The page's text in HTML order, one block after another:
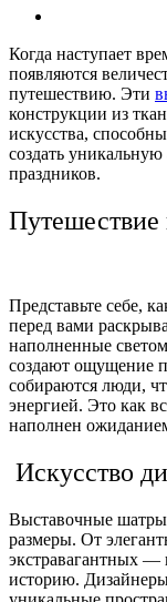
Когда наступает
появляются
путешествию. Эти
конструкции из
искусства,
создать
праздников.
Представьте себе,
перед вами
наполненные
создают ощущение
собираются люди,
энергией. Это как
наполнен
Искусство
Выставочные
размеры. От
экстравагантных —
историю.